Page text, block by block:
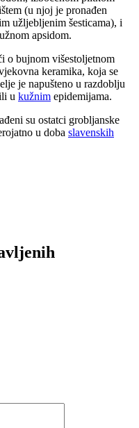
(u njoj je pronađen
užljebljenim šesticama), i
apsidom.
o bujnom višestoljetnom
keramika, koja se
je napušteno u razdoblju
u kužnim epidemijama.
su ostatci grobljanske
u doba slavenskih